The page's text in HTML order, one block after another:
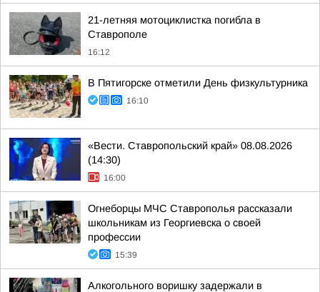
21-летняя мотоциклистка погибла в
Ставрополе
16:12
В Пятигорске отметили День физкультурника
16:10
«Вести. Ставропольский край» 08.08.2026
(14:30)
16:00
Огнеборцы МЧС Ставрополья рассказали
школьникам из Георгиевска о своей
профессии
15:39
Алкогольного воришку задержали в